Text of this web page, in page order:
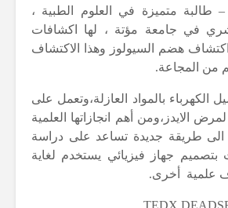
طالبة متميزة في العلوم الطبية ،
في جامعة مؤتة ، لها اكشافات
اكتشاف هضم السيولوز وهذا الاكتشاف
من المجاعة.
بالمواد العازلة،وتعمل على
الايدز،ومن أهم انجازاتها العلمية
طريقة جديدة تساعد على دراسة
جهاز فيزيائي يستخدم لغاية
علمية أخرى.